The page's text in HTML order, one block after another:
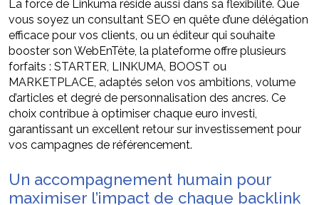
La force de Linkuma réside aussi dans sa flexibilité. Que
vous soyez un consultant SEO en quête d’une délégation
efficace pour vos clients, ou un éditeur qui souhaite
booster son WebEnTête, la plateforme offre plusieurs
forfaits : STARTER, LINKUMA, BOOST ou
MARKETPLACE, adaptés selon vos ambitions, volume
d’articles et degré de personnalisation des ancres. Ce
choix contribue à optimiser chaque euro investi,
garantissant un excellent retour sur investissement pour
vos campagnes de référencement.
Un accompagnement humain pour
maximiser l’impact de chaque backlink